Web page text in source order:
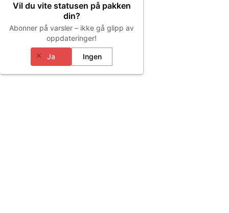
Vil du vite statusen på pakken
din?
Abonner på varsler – ikke gå glipp av
oppdateringer!
Ja Ingen